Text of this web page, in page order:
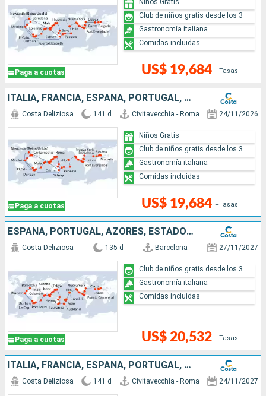
Paga a cuotas US$ 19,684 +Tasas
Niños Gratis
Club de niños gratis desde los 3
Gastronomía italiana
Comidas incluidas
ITALIA, FRANCIA, ESPAÑA, PORTUGAL, AZORES, ESTADOS UNIDOS, FLORIDA (USA), MÉJICO, ESTADOS UNITOS, HAWÁI, POLINESIA, FIJI, AUSTRALIA, JAPÓN, SUDÁFRICA
Paga a cuotas
Costa Deliziosa 141 d Civitavecchia - Roma 24/11/2026
US$ 19,684 +Tasas
Niños Gratis
Club de niños gratis desde los 3
Gastronomía italiana
Comidas incluidas
ESPAÑA, PORTUGAL, AZORES, ESTADOS UNIDOS, FLORIDA (USA), PANAMA, MÉJICO, ESTADOS UNITOS, HAWÁI, FIJI, NUEVA ZELANDA, AUSTRALIA, JAPÓN, MALASIA, SUDÁFRICA
Paga a cuotas
Costa Deliziosa 135 d Barcelona 27/11/2027
US$ 20,532 +Tasas
Club de niños gratis desde los 3
Gastronomía italiana
Comidas incluidas
ITALIA, FRANCIA, ESPAÑA, PORTUGAL, AZORES, ESTADOS UNIDOS, FLORIDA (USA), PANAMA, ESTADOS UNITOS, HAWÁI, NUEVA ZELANDA, AUSTRALIA, JAPÓN, MALASIA, SUDÁFRICA
Costa Deliziosa 141 d Civitavecchia - Roma 24/11/2027